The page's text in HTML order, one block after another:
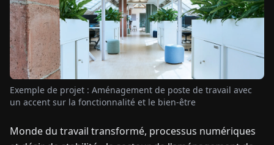
Exemple de projet : Aménagement de poste de travail avec
un accent sur la fonctionnalité et le bien-être
Monde du travail transformé, processus numériques